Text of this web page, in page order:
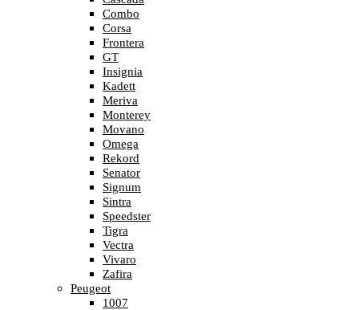
Combo
Corsa
Frontera
GT
Insignia
Kadett
Meriva
Monterey
Movano
Omega
Rekord
Senator
Signum
Sintra
Speedster
Tigra
Vectra
Vivaro
Zafira
Peugeot
1007